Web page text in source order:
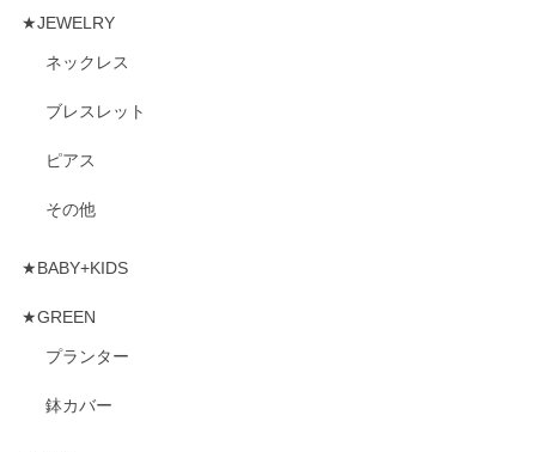
★JEWELRY
ネックレス
ブレスレット
ピアス
その他
★BABY+KIDS
★GREEN
プランター
鉢カバー